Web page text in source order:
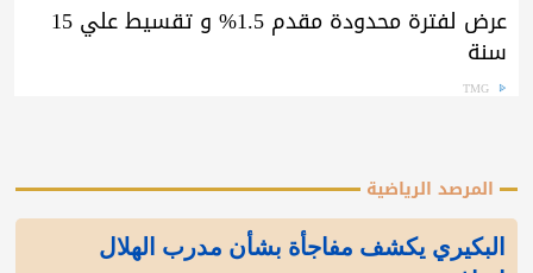
عرض لفترة محدودة مقدم 1.5% و تقسيط علي 15
سنة
TMG
المرصد الرياضية
البكيري يكشف مفاجأة بشأن مدرب الهلال